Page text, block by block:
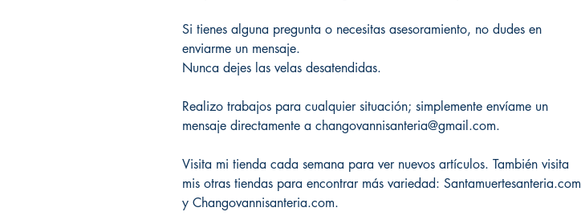
Si tienes alguna pregunta o necesitas asesoramiento, no dudes en
enviarme un mensaje.
Nunca dejes las velas desatendidas.
Realizo trabajos para cualquier situación; simplemente envíame un
mensaje directamente a changovannisanteria@gmail.com.
Visita mi tienda cada semana para ver nuevos artículos. También visita
mis otras tiendas para encontrar más variedad: Santamuertesanteria.com
y Changovannisanteria.com.